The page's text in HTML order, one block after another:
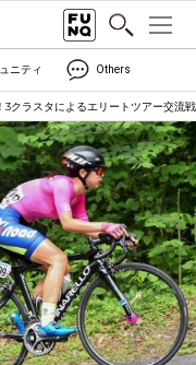
ニティ Others
3クラスタによるエリートツアー交流